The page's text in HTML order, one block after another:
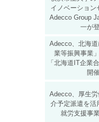
イノベーション
Adecco Group
一が
Adecco、北海
業等振興事業
「北海道IT企業
開催
Adecco、厚生
介予定派遣を活
就労支援事